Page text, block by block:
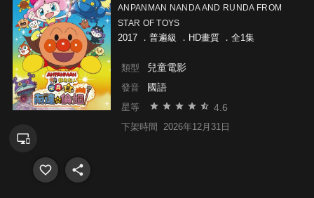
ANPANMAN NANDA AND RUNDA FROM
STAR OF TOYS
2017 ． 普遍級 ．HD畫質 ．全1集
類型 兒童電影
發音 國語
星等 4.6
下架時間 2026年12月31日